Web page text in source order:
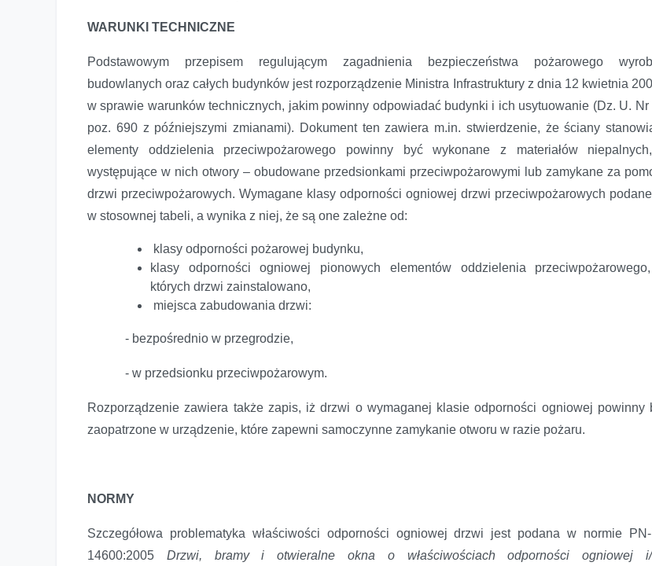
WARUNKI TECHNICZNE
Podstawowym przepisem regulującym zagadnienia bezpieczeństwa pożarowego
budowlanych oraz całych budynków jest rozporządzenie Ministra Infrastruktury z dnia 12 kwietnia
w sprawie warunków technicznych, jakim powinny odpowiadać budynki i ich usytuowanie (Dz. U. Nr
poz. 690 z późniejszymi zmianami). Dokument ten zawiera m.in. stwierdzenie, że ściany
elementy oddzielenia przeciwpożarowego powinny być wykonane z materiałów
występujące w nich otwory – obudowane przedsionkami przeciwpożarowymi lub zamykane za
drzwi przeciwpożarowych. Wymagane klasy odporności ogniowej drzwi przeciwpożarowych
w stosownej tabeli, a wynika z niej, że są one zależne od:
klasy odporności pożarowej budynku,
klasy odporności ogniowej pionowych elementów oddzielenia
których drzwi zainstalowano,
miejsca zabudowania drzwi:
- bezpośrednio w przegrodzie,
- w przedsionku przeciwpożarowym.
Rozporządzenie zawiera także zapis, iż drzwi o wymaganej klasie odporności ogniowej powinny
zaopatrzone w urządzenie, które zapewni samoczynne zamykanie otworu w razie pożaru.
NORMY
Szczegółowa problematyka właściwości odporności ogniowej drzwi jest podana w normie PN-
14600:2005 Drzwi, bramy i otwieralne okna o właściwościach odporności ogniowej i/